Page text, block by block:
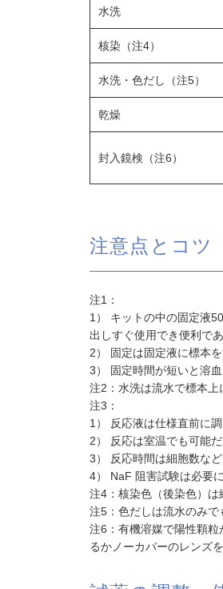
水洗
核染（注4）
水洗・色だし（注5）
乾燥
封入鏡検（注6）
注意点とコツ
注1：
1） キットの中の固定液
出しすぐ使用でき便利であ
2） 固定は固定液に標本
3） 固定時間が短いと溶
注2：水洗は流水で標本上
注3：
1） 反応液は仕様直前に
2） 反応は室温でも可能
3） 反応時間は細胞数な
4） NaF 阻害試験は必要
注4：核染色（後染色）は
注5：色だしは流水のみ
注6：有機溶媒で陽性顆
るかノーカバーのレンズ